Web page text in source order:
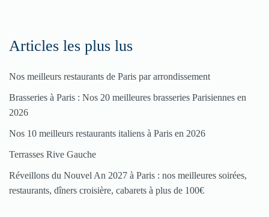
Articles les plus lus
Nos meilleurs restaurants de Paris par arrondissement
Brasseries à Paris : Nos 20 meilleures brasseries Parisiennes en
2026
Nos 10 meilleurs restaurants italiens à Paris en 2026
Terrasses Rive Gauche
Réveillons du Nouvel An 2027 à Paris : nos meilleures soirées,
restaurants, dîners croisière, cabarets à plus de 100€